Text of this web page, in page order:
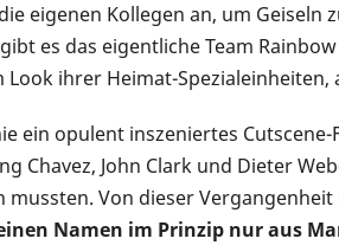
eigenen Kollegen an, um Geiseln
es das eigentliche Team
ihrer Heimat-Spezialeinheiten,
ein opulent inszeniertes
Chavez, John Clark und Dieter
mussten. Von dieser
Namen im Prinzip nur aus